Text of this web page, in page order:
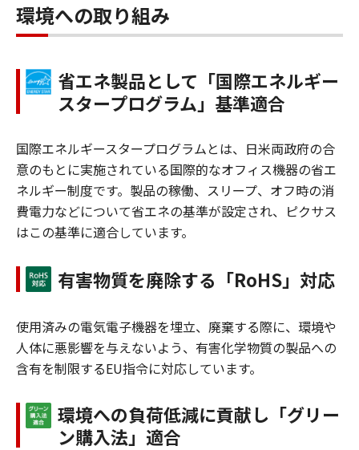
環境への取り組み
省エネ製品として「国際エネルギー
スタープログラム」基準適合
国際エネルギースタープログラムとは、日米両政府の合
意のもとに実施されている国際的なオフィス機器の省エ
ネルギー制度です。製品の稼働、スリープ、オフ時の消
費電力などについて省エネの基準が設定され、ピクサス
はこの基準に適合しています。
有害物質を廃除する「RoHS」対応
使用済みの電気電子機器を埋立、廃棄する際に、環境や
人体に悪影響を与えないよう、有害化学物質の製品への
含有を制限するEU指令に対応しています。
環境への負荷低減に貢献し「グリー
ン購入法」適合